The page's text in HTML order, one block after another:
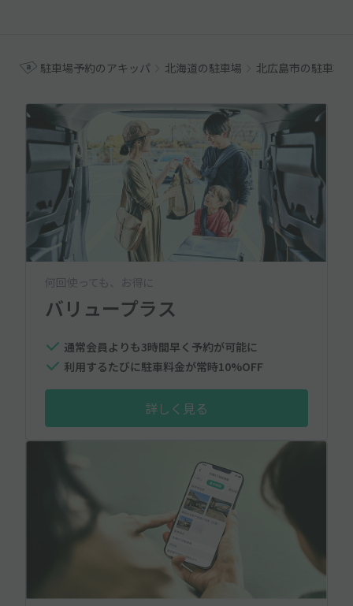
駐車場予約のアキッパ 北海道の駐車場 北広島市の駐車場
何回使っても、お得に
バリュープラス
通常会員よりも3時間早く予約が可能に
利用するたびに駐車料金が常時10%OFF
詳しく見る